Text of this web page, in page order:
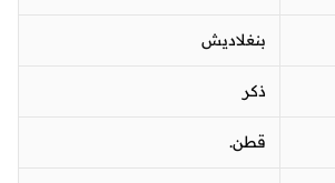
بنغلاديش
ذكر
قطن.